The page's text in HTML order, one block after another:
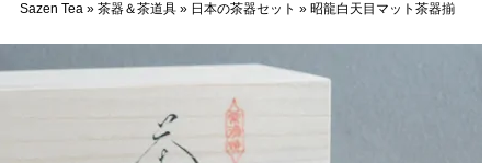
Sazen Tea» 茶器＆茶道具» 日本の茶器セット » 昭龍白天目マット茶器揃